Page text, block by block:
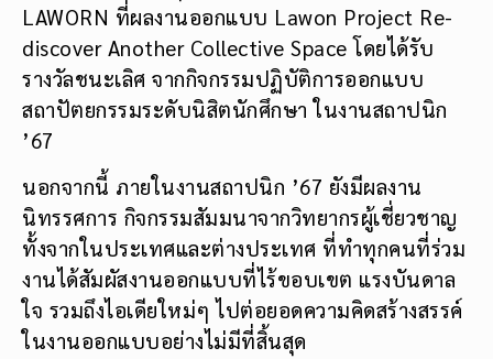
LAWORN ที่ผลงานออกแบบ Lawon Project Re-
discover Another Collective Space โดยได้รับ
รางวัลชนะเลิศ จากกิจกรรมปฏิบัติการออกแบบ
สถาปัตยกรรมระดับนิสิตนักศึกษา ในงานสถาปนิก
’67
นอกจากนี้ ภายในงานสถาปนิก ’67 ยังมีผลงาน
นิทรรศการ กิจกรรมสัมมนาจากวิทยากรผู้เชี่ยวชาญ
ทั้งจากในประเทศและต่างประเทศ ที่ทำทุกคนที่ร่วม
งานได้สัมผัสงานออกแบบที่ไร้ขอบเขต แรงบันดาล
ใจ รวมถึงไอเดียใหม่ๆ ไปต่อยอดความคิดสร้างสรรค์
ในงานออกแบบอย่างไม่มีที่สิ้นสุด